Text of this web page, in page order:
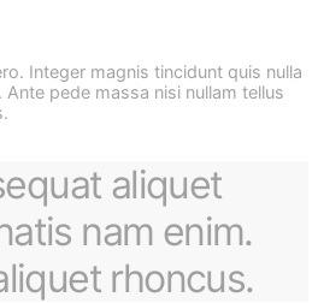
Integer magnis tincidunt quis nulla
pede massa nisi nullam tellus
aliquet
nam enim.
rhoncus.